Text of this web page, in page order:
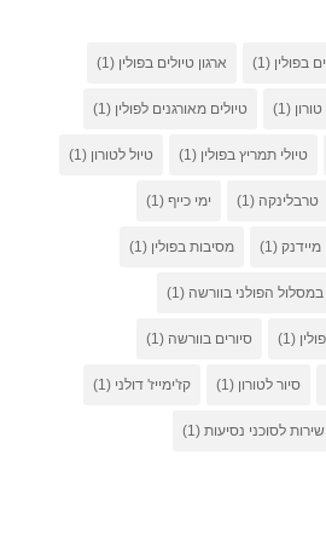
בפולין (1) ארגון טיולים בפולין (1)
טורון (1) טיולים מאורגנים לפולין (1)
טיולי תמריץ בפולין (1) טיול לטורון (1)
טרבלינקה (1) ימי כייף(1)
מיידנק(1) מסיבות בפולין (1)
במסלול הפולני בוורשה (1)
(1) סיורים בוורשה (1)
סיור לטורון (1) קז'ימייז' דולני (1)
שירות לסוכני נסיעות(1)